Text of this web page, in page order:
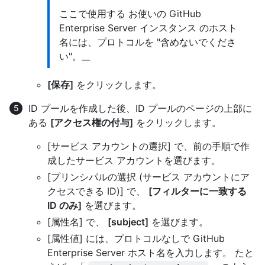
ここで使用する お使いの GitHub
Enterprise Server インスタンス のホスト
名には、プロトコルを "含めないでくださ
い"。__
[保存] をクリックします。
ID プールを作成した後、ID プールのページの上部に
ある [アクセス権の付与] をクリックします。
[サービス アカウントの選択] で、前の手順で作
成したサービス アカウントを選びます。
[プリンシパルの選択 (サービス アカウントにア
クセスできる ID)] で、 [フィルターに一致する
ID のみ] を選びます。
[属性名] で、 [subject] を選びます。
[属性値] には、プロトコルなしで GitHub
Enterprise Server ホスト名を入力します。 たと